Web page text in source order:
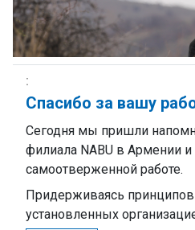
Спасибо за вашу
Сегодня мы пришли
филиала NABU в Армении
самоотверженной работе.
Придерживаясь
установленных